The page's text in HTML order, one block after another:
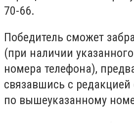
70-66.
Победитель сможет
(при наличии
номера телефона),
связавшись с редакцией
по вышеуказанному